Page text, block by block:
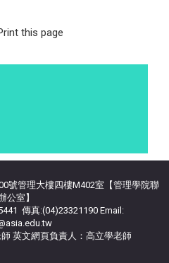
this page
號管理大樓四樓M402室【管理學院聯
公室】
傳真:(04)23321190 Email:
英文網頁負責人：高立學老師